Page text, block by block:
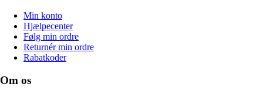
Min konto
Hjælpecenter
Følg min ordre
Returnér min ordre
Rabatkoder
Om os